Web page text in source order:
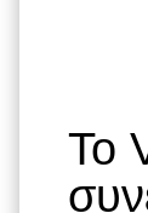
To